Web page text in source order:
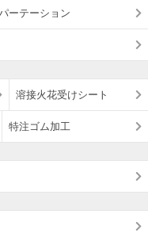
ーテーション
溶接火花受けシート
特注ゴム加工